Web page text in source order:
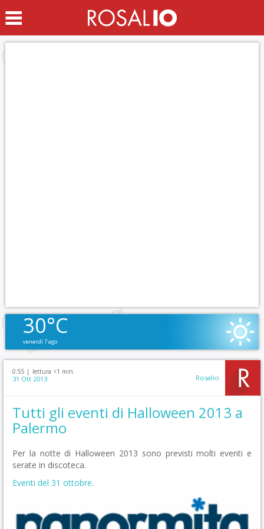
30°C
venerdì 7 ago
0:55 | lettura <1 min.
31 Ott 2013 Rosalio
Tutti gli eventi di Halloween 2013 a
Palermo
Per la notte di Halloween 2013 sono previsti molti eventi e
serate in discoteca.
Eventi del 31 ottobre.